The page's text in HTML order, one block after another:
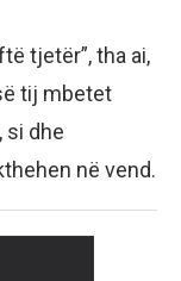
tjetër”, tha ai,
tij mbetet
si dhe
në vend.